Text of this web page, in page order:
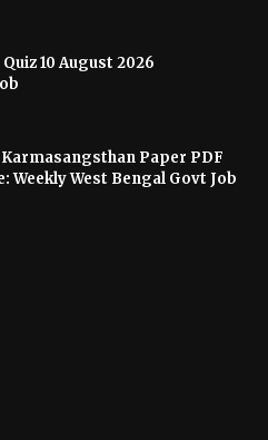
10 August 2026
Paper PDF
Weekly West Bengal Govt Job